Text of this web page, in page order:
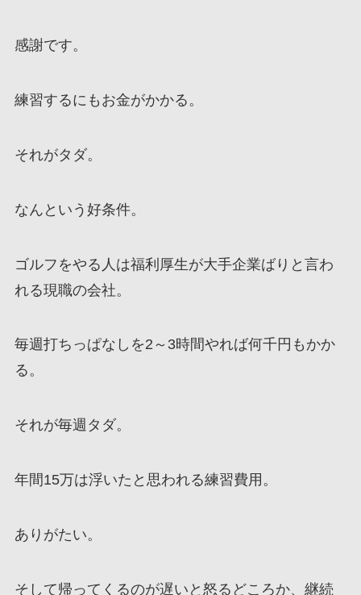
感謝です。
練習するにもお金がかかる。
それがタダ。
なんという好条件。
ゴルフをやる人は福利厚生が大手企業ばりと言わ
れる現職の会社。
毎週打ちっぱなしを2～3時間やれば何千円もかか
る。
それが毎週タダ。
年間15万は浮いたと思われる練習費用。
ありがたい。
そして帰ってくるのが遅いと怒るどころか、継続